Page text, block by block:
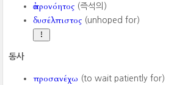
ἀπρονόητος (즉석의)
δυσέλπιστος (unhoped for)
동사
προσανέχω (to wait patiently for)